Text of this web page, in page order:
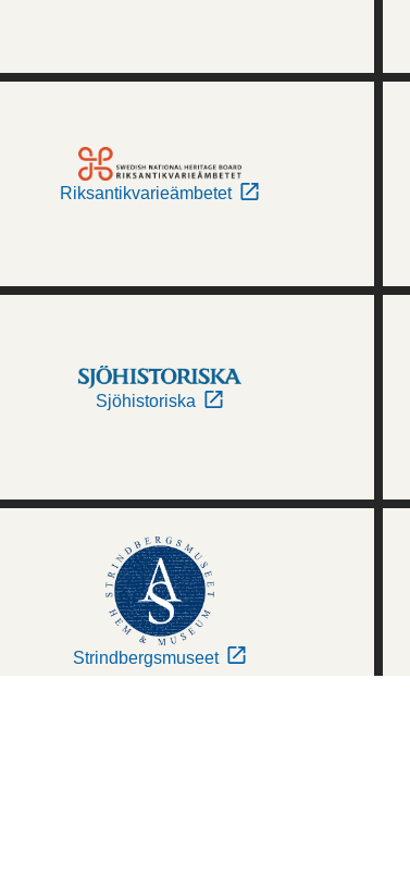
Riksantikvarieämbetet
Sjöhistoriska
Strindbergsmuseet